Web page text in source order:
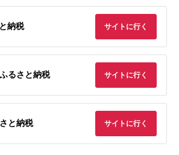
納税 サイトに行く
るさと納税 サイトに行く
と納税 サイトに行く